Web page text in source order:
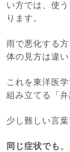
い方では、使
ります。
雨で悪化する
体の見方は違い
これを東洋医
組み立てる「
少し難しい言
同じ症状でも